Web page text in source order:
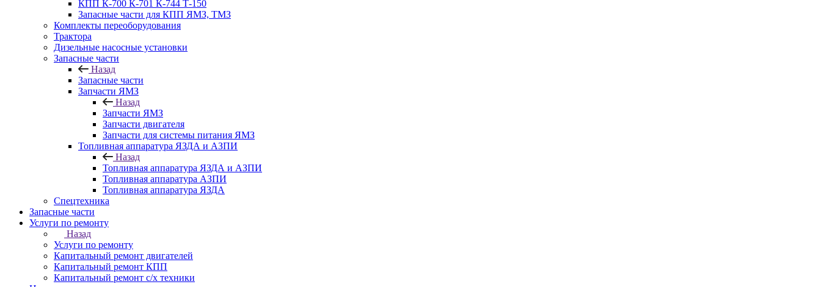
КПП К-700 К-701 К-744 Т-150
Запасные части для КПП ЯМЗ, ТМЗ
Комплекты переоборудования
Трактора
Дизельные насосные установки
Запасные части
Назад
Запасные части
Запчасти ЯМЗ
Назад
Запчасти ЯМЗ
Запчасти двигателя
Запчасти для системы питания ЯМЗ
Топливная аппаратура ЯЗДА и АЗПИ
Назад
Топливная аппаратура ЯЗДА и АЗПИ
Топливная аппаратура АЗПИ
Топливная аппаратура ЯЗДА
Спецтехника
Запасные части
Услуги по ремонту
Назад
Услуги по ремонту
Капитальный ремонт двигателей
Капитальный ремонт КПП
Капитальный ремонт с/х техники